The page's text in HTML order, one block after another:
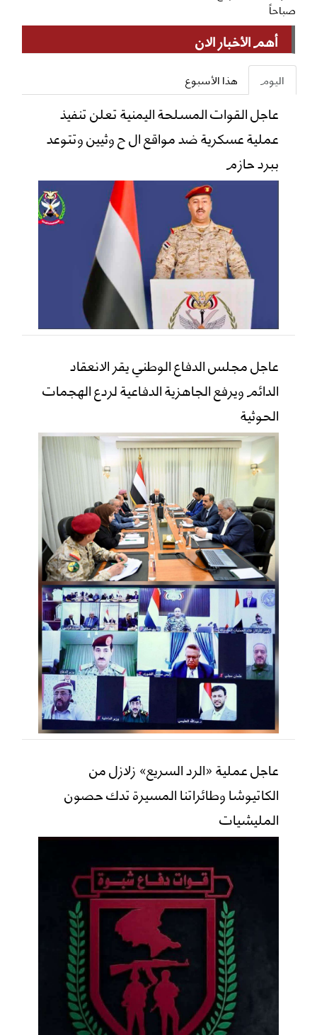
صباحاً
أهم الأخبار الان
اليوم هذا الأسبوع
عاجل القوات المسلحة اليمنية تعلن تنفيذ
عملية عسكرية ضد مواقع ال ح وثيين وتتوعد
ببرد حازم
عاجل مجلس الدفاع الوطني يقر الانعقاد
الدائم ويرفع الجاهزية الدفاعية لردع الهجمات
الحوثية
عاجل عملية «الرد السريع» زلازل من
الكاتيوشا وطائراتنا المسيرة تدك حصون
المليشيات